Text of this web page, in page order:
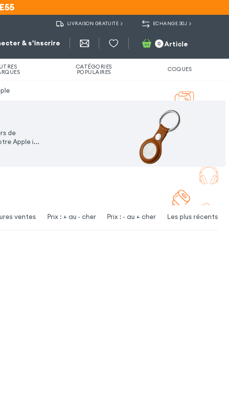
LIVRAISON GRATUITE ECHANGE 30J
& s'inscrire 0 Article
CATÉGORIES
POPULAIRES COQUES
de
Apple i...
ventes Prix : + au - cher Prix : - au + cher Les plus récents